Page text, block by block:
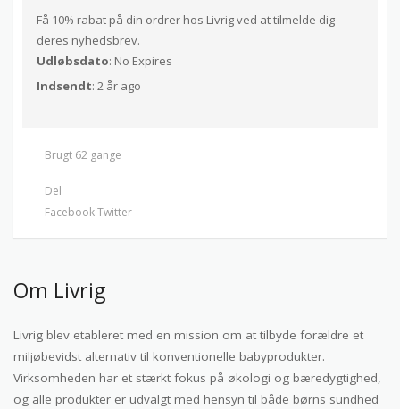
Få 10% rabat på din ordrer hos Livrig ved at tilmelde dig
deres nyhedsbrev.
Udløbsdato: No Expires
Indsendt: 2 år ago
Brugt 62 gange
Del
FacebookTwitter
Om Livrig
Livrig blev etableret med en mission om at tilbyde forældre et
miljøbevidst alternativ til konventionelle babyprodukter.
Virksomheden har et stærkt fokus på økologi og bæredygtighed,
og alle produkter er udvalgt med hensyn til både børns sundhed